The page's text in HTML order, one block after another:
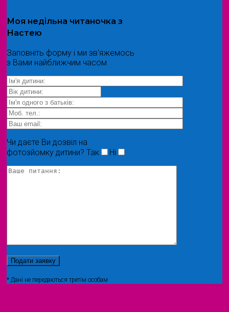
Моя недільна читаночка з
Настею
Заповніть форму і ми зв'яжемось
з Вами найближчим часом
Чи даєте Ви дозвіл на
фотозйомку дитини? Так Ні
* Дані не передаються третім особам